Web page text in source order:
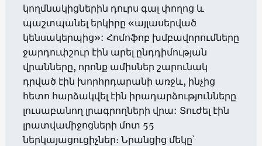
կողմնակիցներին դուրս գալ փողոց և
պաշտպանել երկիրը «այլասերված
կենսակերպից»: Հոմոֆոբ խմբավորումները
ջարդուփշուր էին արել ընդդիմության
վրանները, որոնք ամիսներ շարունակ
դրված էին խորհրդարանի առջև, ինչից
հետո հարձակվել էին իրադարձությունները
լուսաբանող լրագրողների վրա: Տուժել էին
լրատվամիջոցների մոտ 55
ներկայացուցիչներ։ Նրանցից մեկը՝